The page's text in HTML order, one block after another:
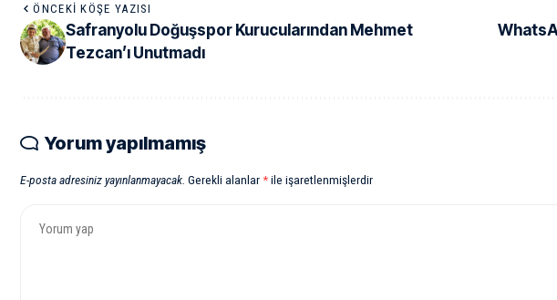
ÖNCEKI KÖŞE YAZISI
Safranyolu Doğuşspor Kurucularından Mehmet
Tezcan’ı Unutmadı
Yorum yapılmamış
E-posta adresiniz yayınlanmayacak. Gerekli alanlar*ile işaretlenmişlerdir